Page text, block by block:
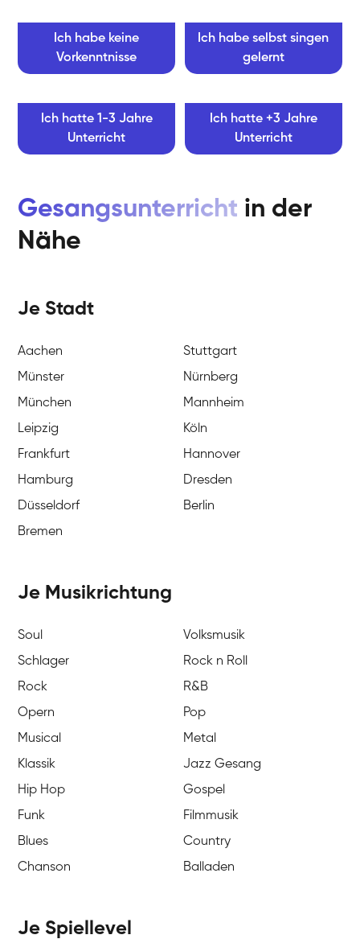
Ich habe keine
Vorkenntnisse
Ich habe selbst singen
gelernt
Ich hatte 1-3 Jahre
Unterricht
Ich hatte +3 Jahre
Unterricht
Gesangsunterricht in der
Nähe
Je Stadt
Aachen
Stuttgart
Münster
Nürnberg
München
Mannheim
Leipzig
Köln
Frankfurt
Hannover
Hamburg
Dresden
Düsseldorf
Berlin
Bremen
Je Musikrichtung
Soul
Volksmusik
Schlager
Rock n Roll
Rock
R&B
Opern
Pop
Musical
Metal
Klassik
Jazz Gesang
Hip Hop
Gospel
Funk
Filmmusik
Blues
Country
Chanson
Balladen
Je Spiellevel